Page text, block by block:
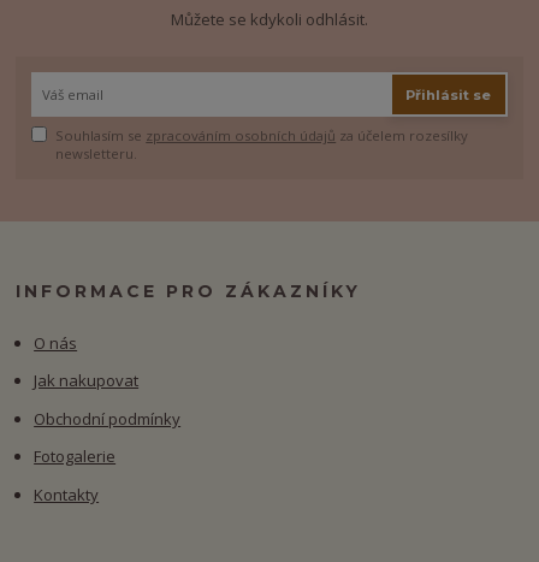
Můžete se kdykoli odhlásit.
Přihlásit se
Souhlasím se zpracováním osobních údajů za účelem rozesílky
newsletteru.
INFORMACE PRO ZÁKAZNÍKY
O nás
Jak nakupovat
Obchodní podmínky
Fotogalerie
Kontakty